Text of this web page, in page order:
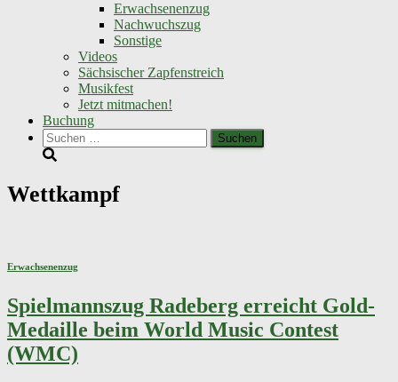
Erwachsenenzug
Nachwuchszug
Sonstige
Videos
Sächsischer Zapfenstreich
Musikfest
Jetzt mitmachen!
Buchung
Suchen
nach:
Wettkampf
Erwachsenenzug
Spielmannszug Radeberg erreicht Gold-
Medaille beim World Music Contest
(WMC)